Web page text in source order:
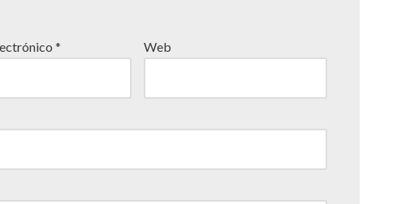
* Web